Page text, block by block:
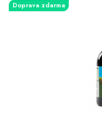
KRÁLÍCI/HLODAVCI/
Doprava zdarma